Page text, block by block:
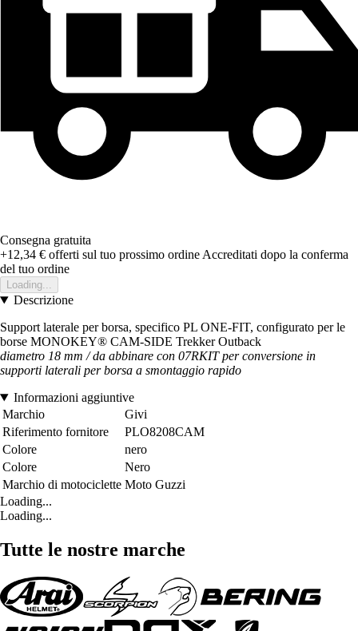
Consegna gratuita
+12,34 € offerti sul tuo prossimo ordine Accreditati dopo la conferma
del tuo ordine
Loading...
Descrizione
Support laterale per borsa, specifico PL ONE-FIT, configurato per le
borse MONOKEY® CAM-SIDE Trekker Outback
diametro 18 mm / da abbinare con 07RKIT per conversione in
supporti laterali per borsa a smontaggio rapido
Informazioni aggiuntive
Marchio
Givi
Riferimento fornitore
PLO8208CAM
Colore
nero
Colore
Nero
Marchio di motociclette Moto Guzzi
Loading...
Loading...
Tutte le nostre marche